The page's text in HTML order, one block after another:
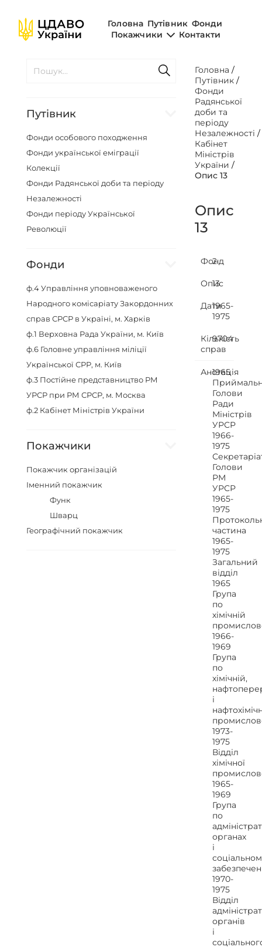
Головна Путівник Фонди
Покажчики
Контакти
Путівник
Фонди особового походження
Фонди української еміграції
Колекції
Фонди Радянської доби та періоду
Незалежності
Фонди періоду Української
Революції
Фонди
ф.4Управління уповноваженого
Народного комісаріату Закордонних
справ СРСР в Україні, м. Харків
ф.1 Верховна Рада України, м. Київ
ф.6 Головне управління міліції
Української СРР, м. Київ
ф.3 Постійне представництво РМ
УРСР при РМ СРСР, м. Москва
ф.2 Кабінет Міністрів України
Покажчики
Покажчик організацій
Іменний покажчик
Функ
Шварц
Географічний покажчик
Головна /
Путівник/
Фонди
Радянської
доби та
періоду
Незалежності /
Кабінет
Міністрів
України /
Опис 13
Опис
13
Фонд
2
Опис
13
Дати1965-
1975
Кількість
справ
9704
Анотація
1965
Голови
Ради
Міністрів
УРСР
1966-
1975
Голови
РМ
УРСР
1965-
1975
частина
1965-
1975
Загальний
відділ
1965
Група
по
хімічній
1966-
1969
Група
по
хімічній,
і
1973-
1975
Відділ
хімічної
1965-
1969
Група
по
органах
і
1970-
1975
Відділ
органів
і